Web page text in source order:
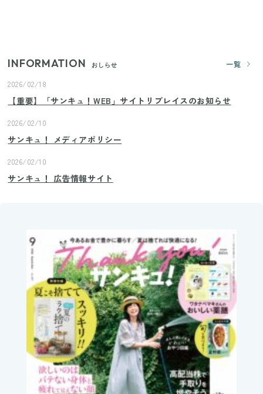
INFORMATION おしらせ
一覧
2026/02/18
【重要】「サンキュ！WEB」サイトリプレイスのお知らせ
2026/02/10
サンキュ！ メディアポリシー
2026/02/10
サンキュ！ 広告情報サイト